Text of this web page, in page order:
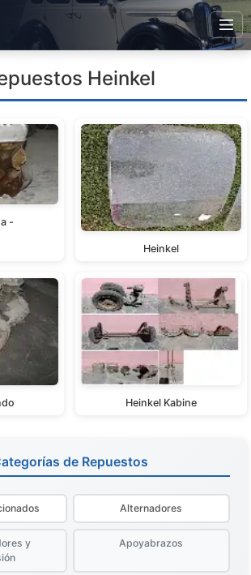
Heinkel
-
Heinkel
Heinkel Kabine
de Repuestos
Alternadores
y
Apoyabrazos